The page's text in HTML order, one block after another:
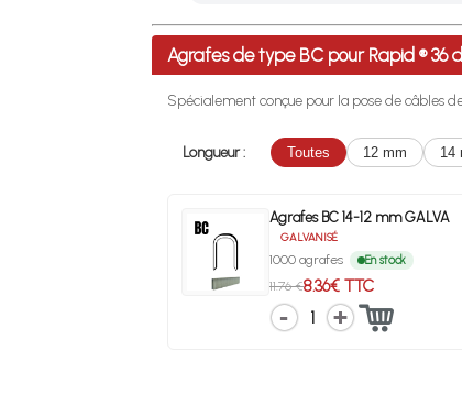
Profitez des Frais de port offerts en
Agrafes de type BC pour Rapid ® 36
Spécialement conçue pour la pose de câbles
Longueur : Toutes 12 mm 14
Agrafes BC 14-12 mm GALVA
GALVANISÉ
1000 agrafes En stock
11.76 €8.36€ TTC
1